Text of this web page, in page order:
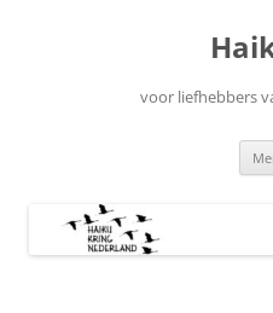
voor liefhebbers